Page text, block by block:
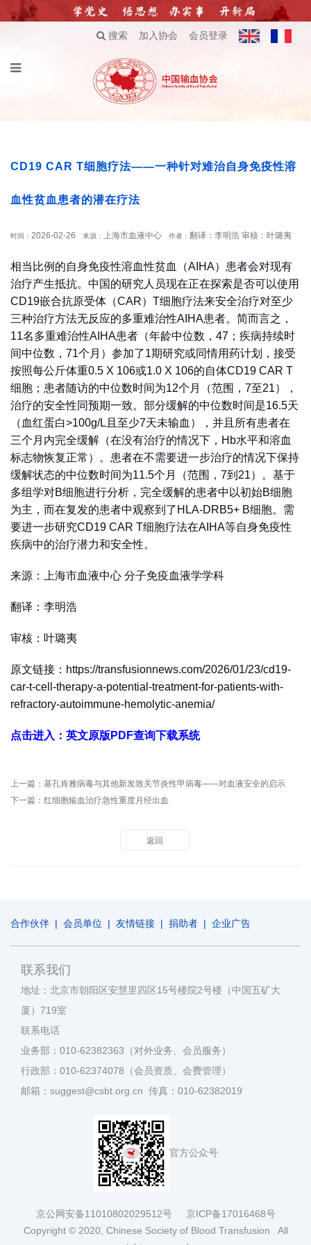
搜索 加入协会 会员登录
CD19 CAR T细胞疗法——一种针对难治自身免疫性溶
血性贫血患者的潜在疗法
时间： 2026-02-26 来源： 上海市血液中心 作者： 翻译：李明浩 审核：叶璐夷
相当比例的自身免疫性溶血性贫血（AIHA）患者会对现有
治疗产生抵抗。中国的研究人员现在正在探索是否可以使用
CD19嵌合抗原受体（CAR）T细胞疗法来安全治疗对至少
三种治疗方法无反应的多重难治性AIHA患者。简而言之，
11名多重难治性AIHA患者（年龄中位数，47；疾病持续时
间中位数，71个月）参加了1期研究或同情用药计划，接受
按照每公斤体重0.5 X 106或1.0 X 106的自体CD19 CAR T
细胞；患者随访的中位数时间为12个月（范围，7至21），
治疗的安全性同预期一致。部分缓解的中位数时间是16.5天
（血红蛋白>100g/L且至少7天未输血），并且所有患者在
三个月内完全缓解（在没有治疗的情况下，Hb水平和溶血
标志物恢复正常）。患者在不需要进一步治疗的情况下保持
缓解状态的中位数时间为11.5个月（范围，7到21）。基于
多组学对B细胞进行分析，完全缓解的患者中以初始B细胞
为主，而在复发的患者中观察到了HLA-DRB5+ B细胞。需
要进一步研究CD19 CAR T细胞疗法在AIHA等自身免疫性
疾病中的治疗潜力和安全性。
来源：上海市血液中心 分子免疫血液学学科
翻译：李明浩
审核：叶璐夷
原文链接：https://transfusionnews.com/2026/01/23/cd19-
car-t-cell-therapy-a-potential-treatment-for-patients-with-
refractory-autoimmune-hemolytic-anemia/
点击进入：英文原版PDF查询下载系统
上一篇： 基孔肯雅病毒与其他新发致关节炎性甲病毒——对血液安全的启示
下一篇： 红细胞输血治疗急性重度月经出血
返回
合作伙伴 | 会员单位 | 友情链接 | 捐助者 | 企业广告
联系我们
地址：北京市朝阳区安慧里四区15号楼院2号楼（中国五矿大
厦）719室
联系电话
业务部：010-62382363（对外业务、会员服务）
行政部：010-62374078（会员资质、会费管理）
邮箱：suggest@csbt.org.cn 传真：010-62382019
官方公众号
京公网安备11010802029512号 京ICP备17016468号
Copyright © 2020, Chinese Society of Blood Transfusion . All